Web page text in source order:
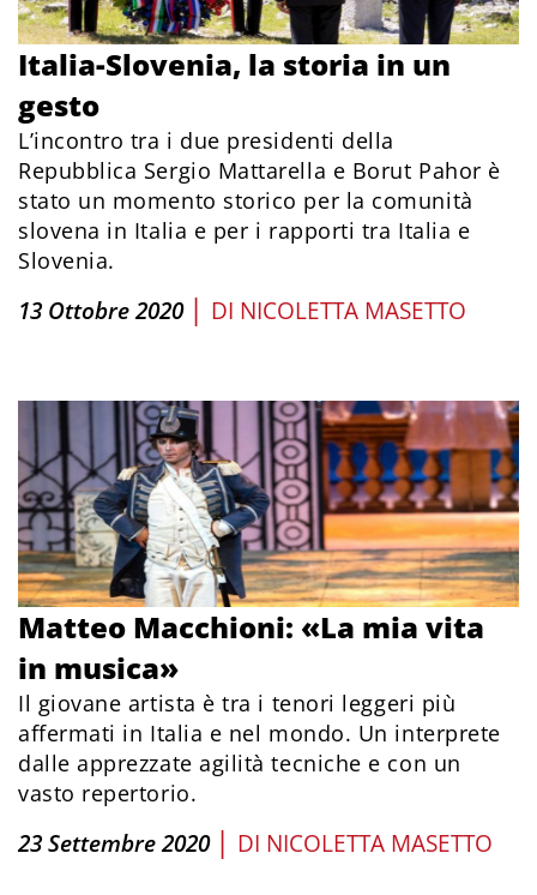
Italia-Slovenia, la storia in un
gesto
L’incontro tra i due presidenti della
Repubblica Sergio Mattarella e Borut Pahor è
stato un momento storico per la comunità
slovena in Italia e per i rapporti tra Italia e
Slovenia.
13 Ottobre 2020 | DI NICOLETTA MASETTO
Matteo Macchioni: «La mia vita
in musica»
Il giovane artista è tra i tenori leggeri più
affermati in Italia e nel mondo. Un interprete
dalle apprezzate agilità tecniche e con un
vasto repertorio.
23 Settembre 2020 | DI NICOLETTA MASETTO